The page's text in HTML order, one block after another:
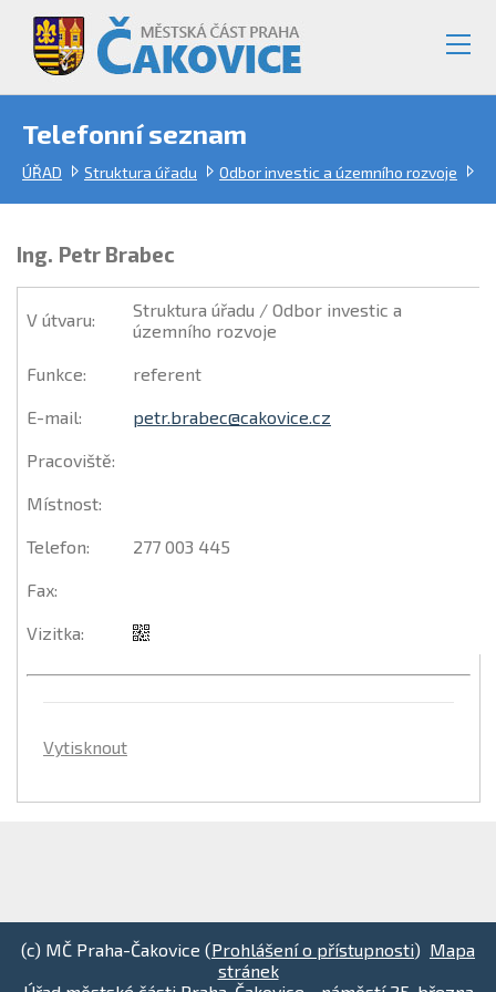
Telefonní seznam
ÚŘAD Struktura úřadu Odbor investic a územního rozvoje
Ing. Petr Brabec
V útvaru:
Struktura úřadu / Odbor investic a
územního rozvoje
Funkce: referent
E-mail: petr.brabec@cakovice.cz
Pracoviště:
Místnost:
Telefon: 277 003 445
Fax:
Vizitka:
Vytisknout
(c) MČ Praha-Čakovice (Prohlášení o přístupnosti) Mapa
stránek